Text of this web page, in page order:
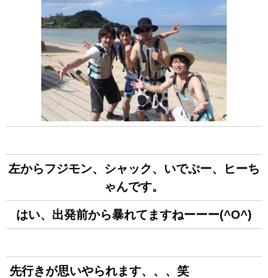
左からフジモン、シャック、いでぷー、ヒーち
ゃんです。
はい、出発前から暴れてますねーーー(^O^)
先行きが思いやられます、、、笑